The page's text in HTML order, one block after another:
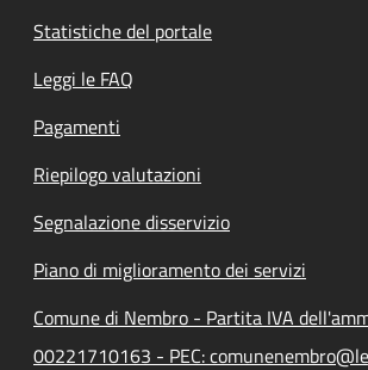
Statistiche del portale
Leggi le FAQ
Pagamenti
Riepilogo valutazioni
Segnalazione disservizio
Piano di miglioramento dei servizi
Comune di Nembro - Partita IVA
00221710163 - PEC: